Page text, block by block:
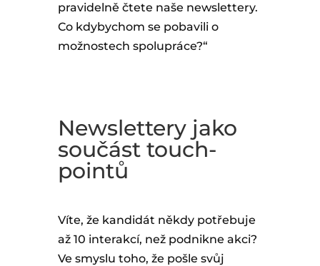
pravidelně čtete naše newslettery.
Co kdybychom se pobavili o
možnostech spolupráce?“
Newslettery jako
součást touch-
pointů
Víte, že kandidát někdy potřebuje
až 10 interakcí, než podnikne akci?
Ve smyslu toho, že pošle svůj